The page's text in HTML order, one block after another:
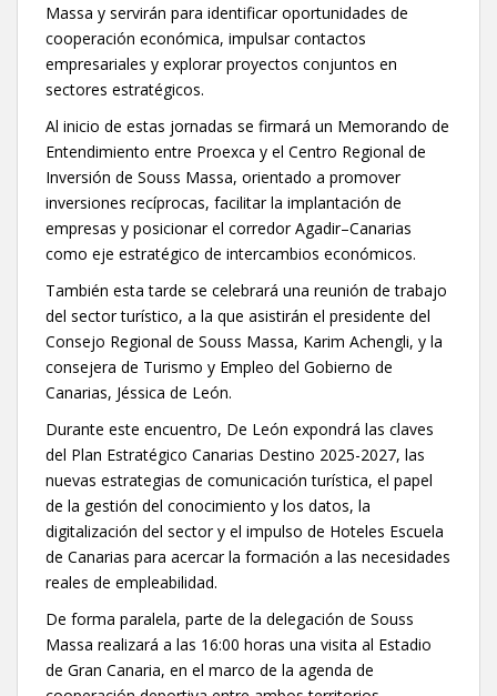
Massa y servirán para identificar oportunidades de
cooperación económica, impulsar contactos
empresariales y explorar proyectos conjuntos en
sectores estratégicos.
Al inicio de estas jornadas se firmará un Memorando de
Entendimiento entre Proexca y el Centro Regional de
Inversión de Souss Massa, orientado a promover
inversiones recíprocas, facilitar la implantación de
empresas y posicionar el corredor Agadir–Canarias
como eje estratégico de intercambios económicos.
También esta tarde se celebrará una reunión de trabajo
del sector turístico, a la que asistirán el presidente del
Consejo Regional de Souss Massa, Karim Achengli, y la
consejera de Turismo y Empleo del Gobierno de
Canarias, Jéssica de León.
Durante este encuentro, De León expondrá las claves
del Plan Estratégico Canarias Destino 2025-2027, las
nuevas estrategias de comunicación turística, el papel
de la gestión del conocimiento y los datos, la
digitalización del sector y el impulso de Hoteles Escuela
de Canarias para acercar la formación a las necesidades
reales de empleabilidad.
De forma paralela, parte de la delegación de Souss
Massa realizará a las 16:00 horas una visita al Estadio
de Gran Canaria, en el marco de la agenda de